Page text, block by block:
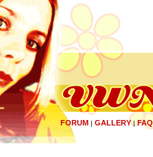
FORUM | GALLERY|FAQ